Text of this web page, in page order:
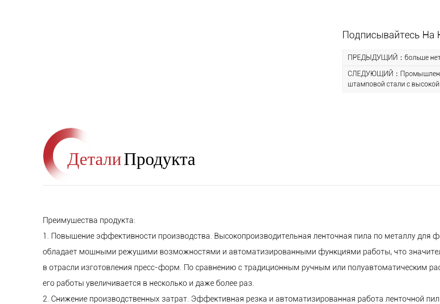
что обеспечивает
контролируя скорость
размерам различных
перпендикулярность
подходящий режим резки
множеством мер
Подписывайтесь На
ПРЕДЫДУЩИЙ：больше нет
СЛЕДУЮЩИЙ：
штамповой стали с
ДеталиПродукта
Преимущества продукта:
1. Повышение эффективности производства. Высокопроизводительная ленточная пила по металлу для
обладает мощными режущими возможностями и автоматизированными функциями работы, что
в отрасли изготовления пресс-форм. По сравнению с традиционным ручным или полуавтоматическим
его работы увеличивается в несколько и даже более раз.
2. Снижение производственных затрат. Эффективная резка и автоматизированная работа ленточной